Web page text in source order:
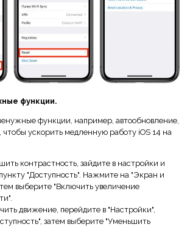
функции.
функции, например, автообновление,
ускорить медленную работу iOS 14 на
контрастность, зайдите в настройки и
"Доступность". Нажмите на "Экран и
выберите "Включить увеличение
движение, перейдите в "Настройки",
затем выберите "Уменьшить